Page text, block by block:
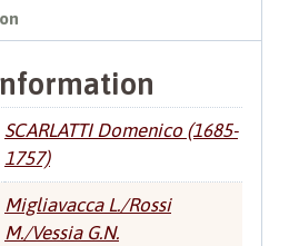
SCARLATTI Domenico (1685-
1757)
Migliavacca L./Rossi
M./Vessia G.N.